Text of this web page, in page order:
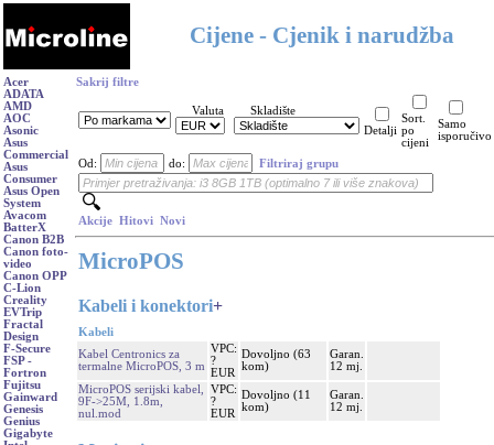
Cijene - Cjenik i narudžba
Acer
ADATA
AMD
AOC
Asonic
Asus
Commercial
Asus
Consumer
Asus Open
System
Avacom
BatterX
Canon B2B
Canon foto-
video
Canon OPP
C-Lion
Creality
EVTrip
Fractal
Design
F-Secure
FSP -
Fortron
Fujitsu
Gainward
Genesis
Genius
Gigabyte
Sakrij filtre
Valuta
Skladište
Detalji
Sort.
po
cijeni
Samo
isporučivo
Od: do: Filtriraj grupu
Akcije Hitovi Novi
MicroPOS
Kabeli i konektori+
Kabeli
Kabel Centronics za
termalne MicroPOS, 3 m
VPC:
?
EUR
Dovoljno (63
kom)
Garan.
12 mj.
MicroPOS serijski kabel,
9F->25M, 1.8m,
nul.mod
VPC:
?
EUR
Dovoljno (11
kom)
Garan.
12 mj.